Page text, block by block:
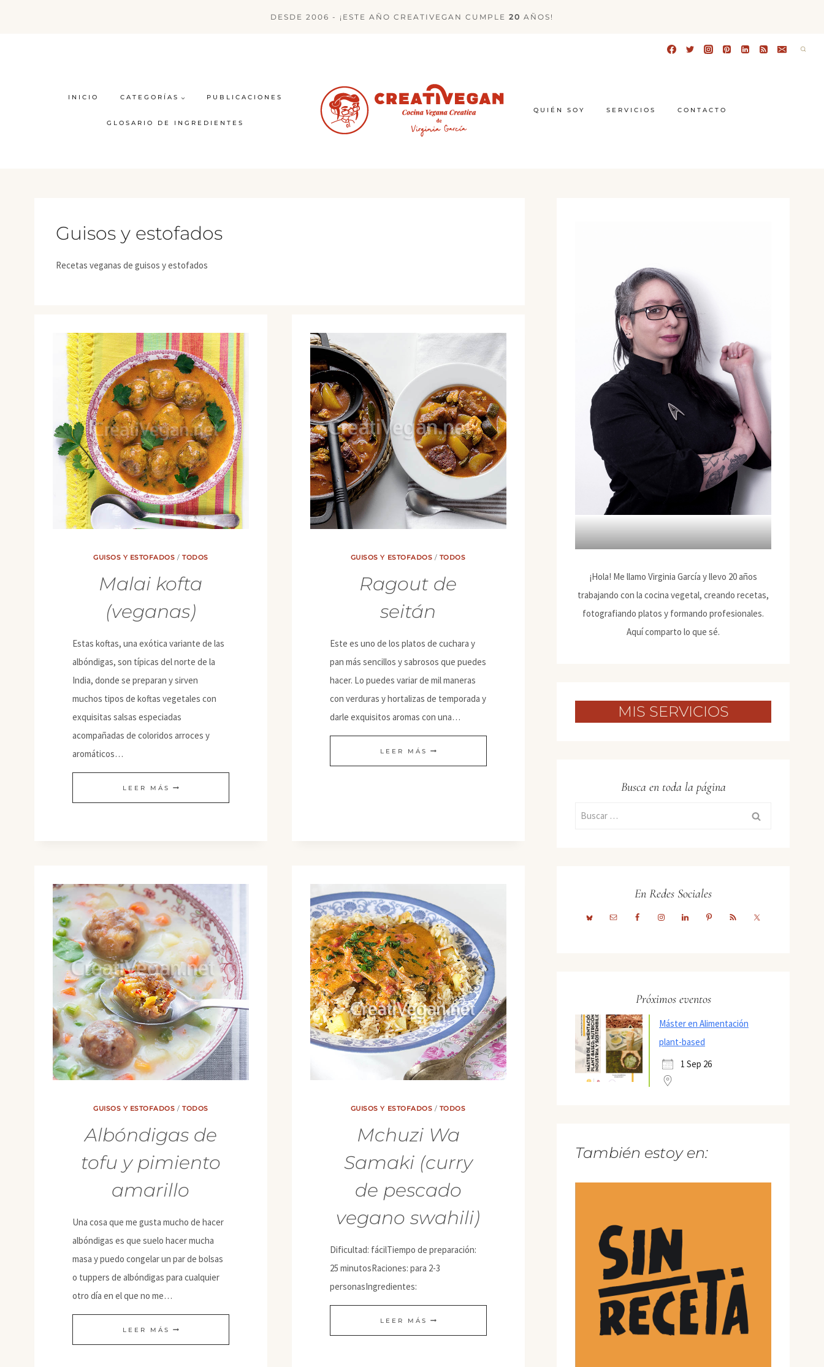
DESDE 2006 - ¡ESTE AÑO CREATIVEGAN CUMPLE 20 AÑOS!
INICIO CATEGORÍAS PUBLICACIONES
GLOSARIO DE INGREDIENTES
QUIÉN SOY SERVICIOS CONTACTO
Guisos y estofados
Recetas veganas de guisos y estofados
GUISOS Y ESTOFADOS /TODOS
Malai kofta
(veganas)
Estas koftas, una exótica variante de las
albóndigas, son típicas del norte de la
India, donde se preparan y sirven
muchos tipos de koftas vegetales con
exquisitas salsas especiadas
acompañadas de coloridos arroces y
aromáticos…
LEER MÁS MALAI
KOFTA
GUISOS Y ESTOFADOS / TODOS
Ragout de
seitán
Este es uno de los platos de cuchara y
pan más sencillos y sabrosos que puedes
hacer. Lo puedes variar de mil maneras
con verduras y hortalizas de temporada y
darle exquisitos aromas con una…
LEER MÁS RAGOUT
DE
GUISOS Y ESTOFADOS /TODOS
Albóndigas de
tofu y pimiento
amarillo
Una cosa que me gusta mucho de hacer
albóndigas es que suelo hacer mucha
masa y puedo congelar un par de bolsas
o tuppers de albóndigas para cualquier
otro día en el que no me…
LEER MÁS ALBÓNDIGAS
DE
GUISOS Y ESTOFADOS / TODOS
Mchuzi Wa
Samaki (curry
de pescado
vegano swahili)
Dificultad: fácilTiempo de preparación:
25 minutosRaciones: para 2-3
personasIngredientes:
LEER MÁS MCHUZI
WA
¡Hola! Me llamo Virginia García y llevo 20 años
trabajando con la cocina vegetal, creando recetas,
fotografiando platos y formando profesionales.
Aquí comparto lo que sé.
MIS SERVICIOS
Busca en toda la página
Buscar:
En Redes Sociales
Próximos eventos
Máster en Alimentación
plant-based
1 Sep 26
También estoy en: